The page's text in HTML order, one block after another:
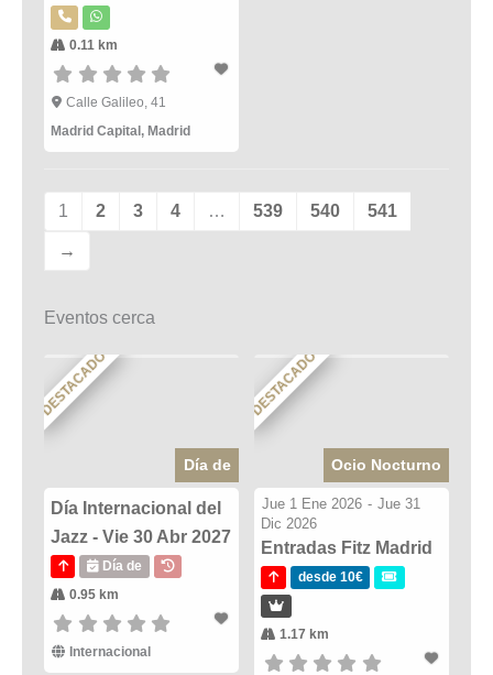
0.11 km
Calle Galileo, 41
Madrid Capital , Madrid
1 2 3 4 … 539 540 541
→
Eventos cerca
DESTACADO
Día de
Día Internacional del
Jazz - Vie 30 Abr 2027
Día de
0.95 km
Internacional
DESTACADO
Ocio Nocturno
Jue 1 Ene 2026 - Jue 31
Dic 2026
Entradas Fitz Madrid
desde 10€
1.17 km